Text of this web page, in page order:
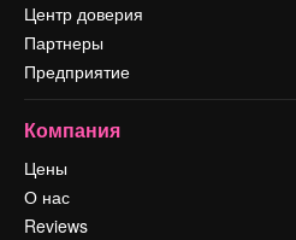
Центр доверия
Партнеры
Предприятие
Компания
Цены
О нас
Reviews